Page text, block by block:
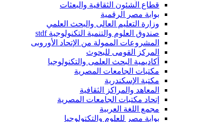
قطاع الشئون الثقافية والبعثات
بوابة مصر الرقمية
وزارة التعليم العالى والبحث العلمي
صندوق العلوم والتنمية التكنولوجية stdf
المشروعات الممولة من الإتحاد الأوروبى
المركز القومى للبحوث
أكاديمية البحث العلمى والتكنولوجيا
مكتبات الجامعات المصرية
مكتبة الإسكندرية
المعاهد والمراكز الثقافية
إتحاد مكتبات الجامعات المصرية
مجمع اللغة العربية
بوابة مصر للعلوم والتكتولوجيا